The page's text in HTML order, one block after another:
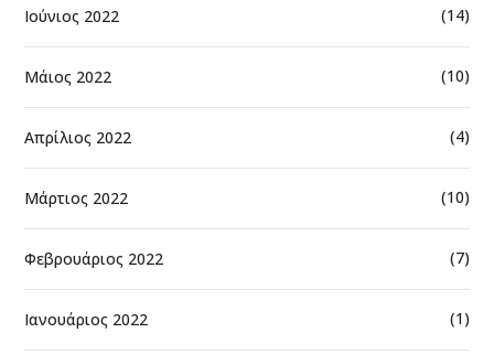
Ιούνιος 2022 (14)
Μάιος 2022 (10)
Απρίλιος 2022 (4)
Μάρτιος 2022 (10)
Φεβρουάριος 2022 (7)
Ιανουάριος 2022 (1)